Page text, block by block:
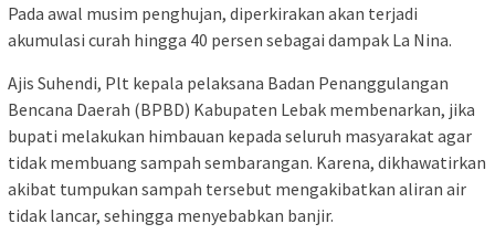
Pada awal musim penghujan, diperkirakan akan terjadi
akumulasi curah hingga 40 persen sebagai dampak La Nina.
Ajis Suhendi, Plt kepala pelaksana Badan Penanggulangan
Bencana Daerah (BPBD) Kabupaten Lebak membenarkan, jika
bupati melakukan himbauan kepada seluruh masyarakat agar
tidak membuang sampah sembarangan. Karena, dikhawatirkan
akibat tumpukan sampah tersebut mengakibatkan aliran air
tidak lancar, sehingga menyebabkan banjir.